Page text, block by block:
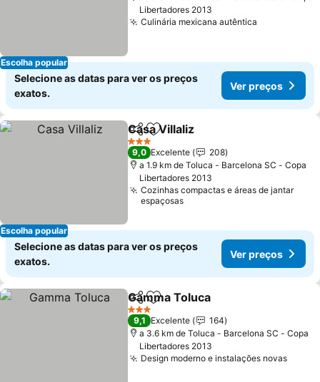
Escolha popular
Libertadores 2013
Culinária mexicana autêntica
Selecione as datas para ver os preços
exatos.
Ver preços
Escolha popular
PartilharAdicionar aos favoritos
Casa Villaliz
3 Estrelas
9,0 Excelente
208
a 1.9 km de Toluca - Barcelona SC - Copa
Libertadores 2013
Cozinhas compactas e áreas de jantar
espaçosas
Selecione as datas para ver os preços
exatos.
Ver preços
PartilharAdicionar aos favoritos
Gamma Toluca
3 Estrelas
9,1 Excelente
164
a 3.6 km de Toluca - Barcelona SC - Copa
Libertadores 2013
Design moderno e instalações novasVer